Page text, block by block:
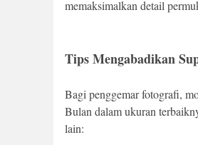
memaksimalkan detail
Tips Mengabadikan
Bagi penggemar fotografi,
Bulan dalam ukuran
lain: